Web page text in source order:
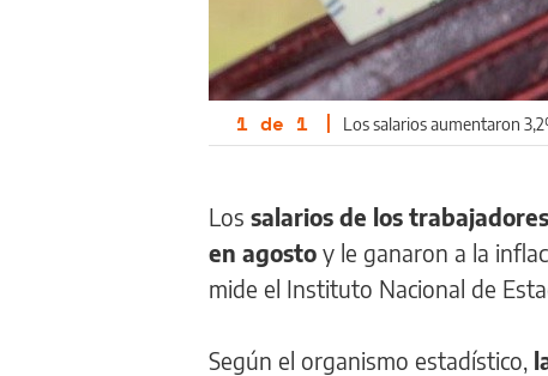
1 de 1 | Los salarios aumentaron
Los salarios de los
en agosto y le ganaron a la
mide el Instituto Nacional de
Según el organismo estadístico,